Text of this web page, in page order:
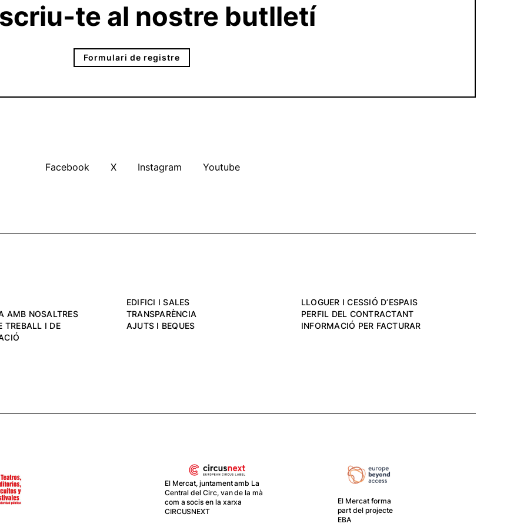
te al nostre butlletí
Formulari de registre
Facebook X Instagram Youtube
EDIFICI I SALES
LLOGUER I CESSIÓ D’ESPAIS
AMB NOSALTRES
TRANSPARÈNCIA
PERFIL DEL CONTRACTANT
TREBALL I DE
AJUTS I BEQUES INFORMACIÓ PER FACTURAR
El Mercat, juntament amb La
Central del Circ, van de la mà
com a socis en la xarxa
CIRCUSNEXT
El Mercat forma
part del projecte
EBA